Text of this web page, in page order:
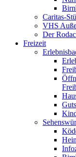
Caritas-
VHS
Der
Freizeit